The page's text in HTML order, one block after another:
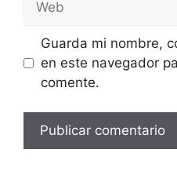
Guarda mi nombre,
en este navegador
comente.